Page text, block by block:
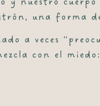
una forma
a veces
con el miedo: